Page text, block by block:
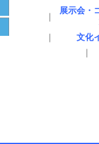
｜
展示会・
｜
文化
｜